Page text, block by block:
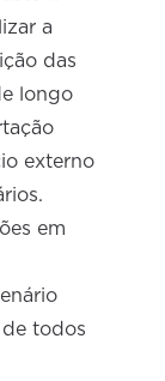
a
das
longo
externo
em
todos